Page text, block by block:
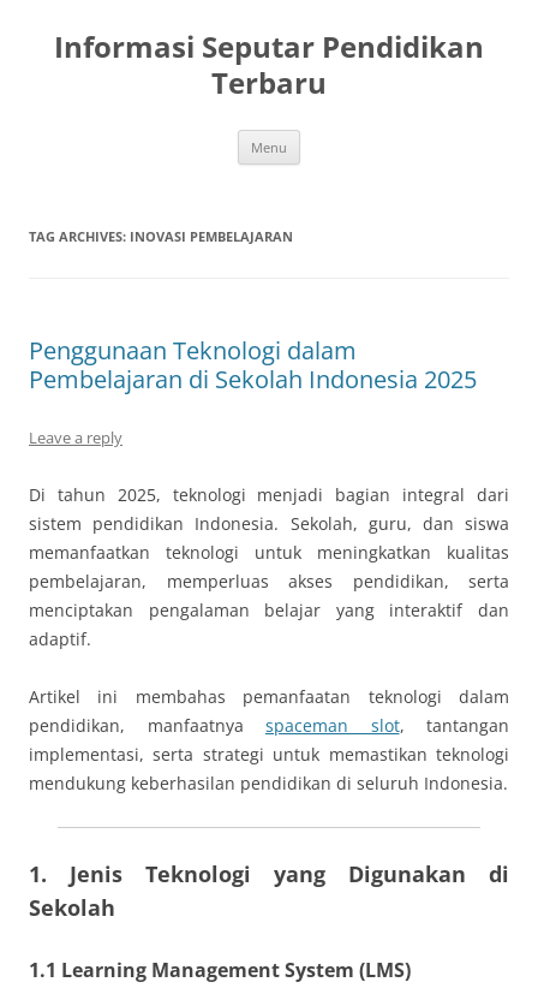
content
Informasi Seputar Pendidikan
Terbaru
Menu
TAG ARCHIVES: INOVASI PEMBELAJARAN
Penggunaan Teknologi dalam
Pembelajaran di Sekolah Indonesia 2025
Leave a reply
Di tahun 2025, teknologi menjadi bagian integral dari
sistem pendidikan Indonesia. Sekolah, guru, dan siswa
memanfaatkan teknologi untuk meningkatkan kualitas
pembelajaran, memperluas akses pendidikan, serta
menciptakan pengalaman belajar yang interaktif dan
adaptif.
Artikel ini membahas pemanfaatan teknologi dalam
pendidikan, manfaatnya spaceman slot, tantangan
implementasi, serta strategi untuk memastikan teknologi
mendukung keberhasilan pendidikan di seluruh Indonesia.
1. Jenis Teknologi yang Digunakan di
Sekolah
1.1 Learning Management System (LMS)